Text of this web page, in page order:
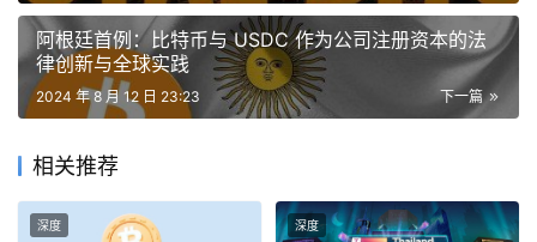
需求的一种比较，也被称为企业最基本的发展战略。任何新
科技发展，最终都需要回到「用途」上来描述，也就是多少
用户使用，或者被多少企业 / 组织采用。
按照统计学的普遍意义来说，当一个新技术的市场渗透率超
其使用率正在快速增长，而‌从 5% 到 15% 属于加速成长
阿根廷首例：比特币与 USDC 作为公司注册资本的法
律创新与全球实践
下一篇
2024 年 8 月 12 日 23:23
相关推荐
深度 深度